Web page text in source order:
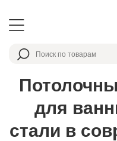
для
стали в